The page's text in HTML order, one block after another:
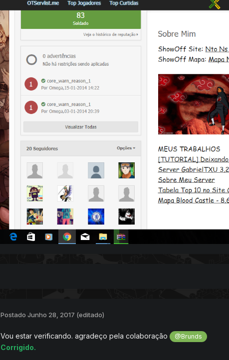
Postado Junho 28, 2017 (editado)
Vou estar verificando. agradeço pela colaboração @Brunds
Corrigido.